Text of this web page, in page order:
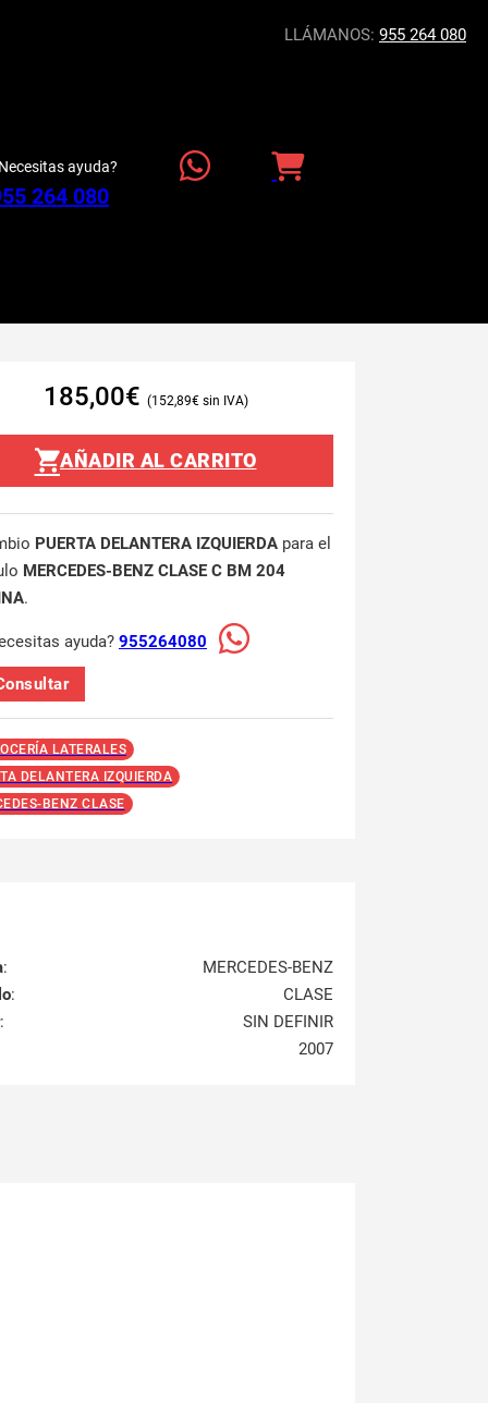
LLÁMANOS: 955 264 080
ayuda?
264 080
185,00€ 152,89€
AÑADIR AL CARRITO
PUERTA DELANTERA IZQUIERDA para el
MERCEDES-BENZ CLASE C BM 204
.
ayuda? 955264080
LATERALES
DELANTERA IZQUIERDA
BENZ CLASE
:
MERCEDES-BENZ
:
CLASE
:
SIN DEFINIR
2007